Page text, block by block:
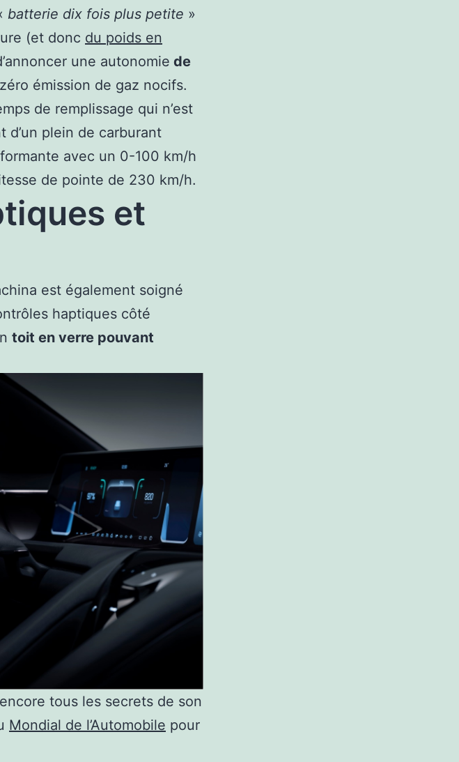
batterie dix fois plus petite »
(et donc du poids en
une autonomie de
émission de gaz nocifs.
de remplissage qui n’est
d’un plein de carburant
avec un 0-100 km/h
de pointe de 230 km/h.
et
est également soigné
haptiques côté
toit en verre pouvant
tous les secrets de son
Mondial de l’Automobile pour